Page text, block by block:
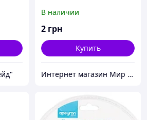
В наличии
2 грн
Купить
Интернет магазин Мир стендов. Товары из Украины